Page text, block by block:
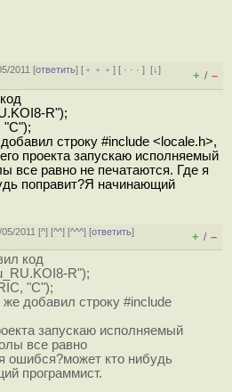
2011 [ответить] [ ﹢﹢﹢] [ · · ·][↓]
+ / –
R");
"C");
строку #include <locale.h>,
проекта запускаю исполняемый
все равно не печатаются. Где я
поправит?Я начинающий
2011 [^] [^^] [^^^] [ответить]
+ / –
код
R");
"C");
добавил строку #include
запускаю исполняемый
все равно
ошибся?может кто нибудь
программист.